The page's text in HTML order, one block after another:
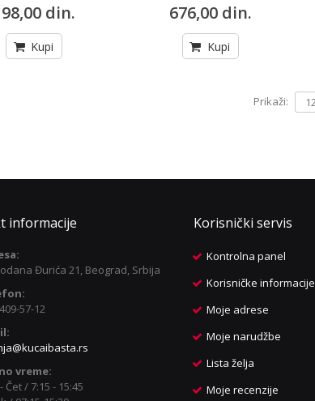
din.
Kupi
676,00 din.
Kupi
Prikaži:
informacije
Đurića 21, Beograd, Srbija
57-12
vreme:
Čet / 7:15 - 15:45
Korisnički servis
Kontrolna panel
Korisničke informacije
Moje adrese
Moje narudžbe
Lista želja
Moje recenzije